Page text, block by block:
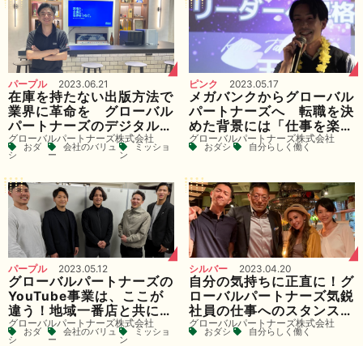
パープル 2023.06.21
在庫を持たない出版方法で
業界に革命を グローバル
パートナーズのデジタル
POD出版事業とは
グローバルパートナーズ株式会社
おダ
シ
会社のバリュ
ー
ミッショ
ン
ピンク 2023.05.17
メガバンクからグローバル
パートナーズへ 転職を決
めた背景には「仕事を楽し
みたい」
グローバルパートナーズ株式会社
おダシ 自分らしく働く
パープル 2023.05.12
グローバルパートナーズの
YouTube事業は、ここが
違う！地域一番店と共に日
本のGDP向上を目指す
グローバルパートナーズ株式会社
おダ
シ
会社のバリュ
ー
ミッショ
ン
シルバー 2023.04.20
自分の気持ちに正直に！グ
ローバルパートナーズ気鋭
社員の仕事へのスタンスと
は
グローバルパートナーズ株式会社
おダシ 自分らしく働く